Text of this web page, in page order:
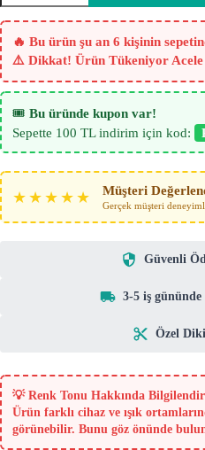
Tül
Perde
adet🔥 Bu ürün şu an 6 kişinin
⚠️ Dikkat! Ürün Tükeniyor Acele
🎟️ Bu üründe kupon var!
Sepette 100 TL indirim için kod:
★★★★★ Müşteri
Gerçek müşteri
Güvenli
3-5 iş
Özel
💡 Renk Tonu Hakkında
Ürün farklı cihaz ve ışık
görünebilir. Bunu göz önünde